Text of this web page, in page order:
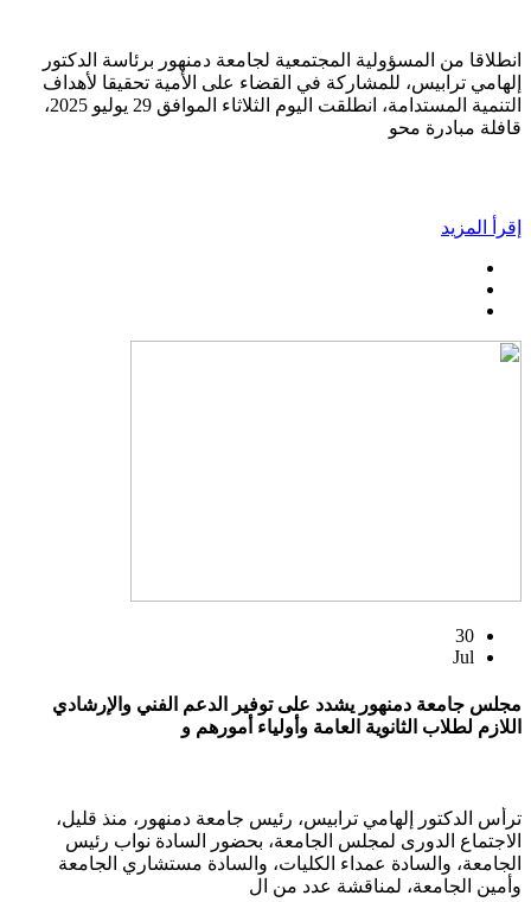
انطلاقا من المسؤولية المجتمعية لجامعة دمنهور برئاسة الدكتور
إلهامي ترابيس، للمشاركة في القضاء على الأمية تحقيقا لأهداف
التنمية المستدامة، انطلقت اليوم الثلاثاء الموافق 29 يوليو 2025،
قافلة مبادرة محو
إقرأ المزيد
30
Jul
مجلس جامعة دمنهور يشدد على توفير الدعم الفني والإرشادي
اللازم لطلاب الثانوية العامة وأولياء أمورهم و
ترأس الدكتور إلهامي ترابيس، رئيس جامعة دمنهور، منذ قليل،
الاجتماع الدورى لمجلس الجامعة، بحضور السادة نواب رئيس
الجامعة، والسادة عمداء الكليات، والسادة مستشاري الجامعة
وأمين الجامعة، لمناقشة عدد من ال